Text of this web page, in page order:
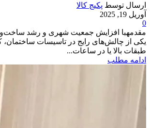
ارسال توسط پکیج کالا
آوریل 19, 2025
0
مقدمهبا افزایش جمعیت شهری و رشد
یکی از چالش‌های رایج در تاسیسات
طبقات بالا یا در ساعات...
ادامه مطلب